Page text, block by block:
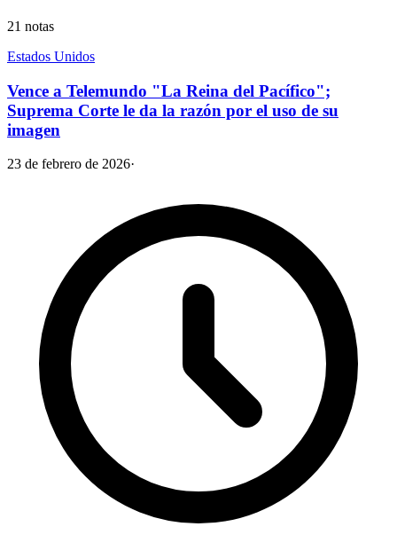
21 notas
Estados Unidos
Vence a Telemundo "La Reina del Pacífico";
Suprema Corte le da la razón por el uso de su
imagen
23 de febrero de 2026·